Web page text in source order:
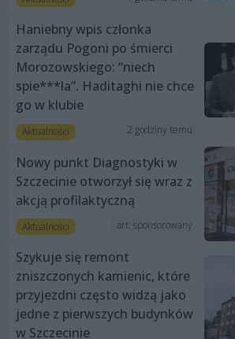
Haniebny wpis członka
zarządu Pogoni po śmierci
Morozowskiego: “niech
spie***la”. Haditaghi nie chce
go w klubie
Aktualności 2 godziny temu
Nowy punkt Diagnostyki w
Szczecinie otworzył się wraz z
akcją profilaktyczną
Aktualności art. sponsorowany
Szykuje się remont
zniszczonych kamienic, które
przyjezdni często widzą jako
jedne z pierwszych budynków
w Szczecinie